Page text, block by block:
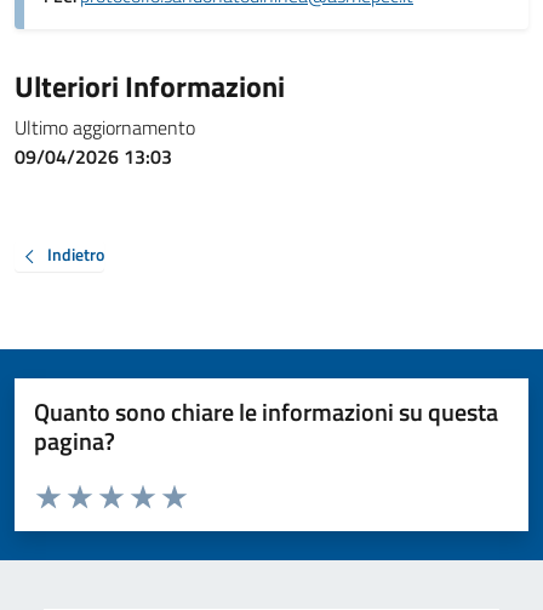
Ulteriori Informazioni
Ultimo aggiornamento
09/04/2026 13:03
Indietro
Quanto sono chiare le informazioni su questa
pagina?
Valuta da 1 a 5 stelle la pagina
Valuta 5 stelle su 5
Valuta 4 stelle su 5
Valuta 3 stelle su 5
Valuta 2 stelle su 5
Valuta 1 stelle su 5